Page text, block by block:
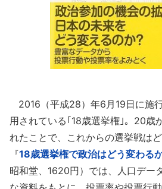
2016（平成28）年6月19日に施
用されている｢18歳選挙権｣。20歳
れたことで、これからの選挙戦は
『18歳選挙権で政治はどう変わる
昭和堂、1620円）では、人口デー